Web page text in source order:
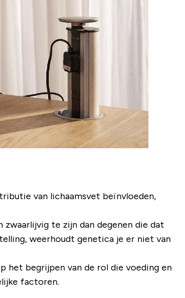
van lichaamsvet beïnvloeden,
zwaarlijvig te zijn dan degenen die dat
weerhoudt genetica je er niet van
het begrijpen van de rol die voeding en
factoren.